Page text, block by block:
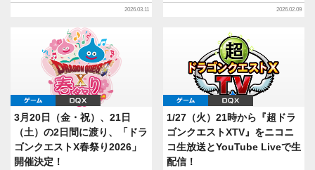
2026.03.11 2026.02.09
ゲーム DQX
3月20日（金・祝）、21日
（土）の2日間に渡り、「ドラ
ゴンクエストX春祭り2026」
開催決定！
ゲーム
1/27（火）21時から『超ドラ
ゴンクエストXTV』をニコニ
コ生放送とYouTube Liveで生
配信！